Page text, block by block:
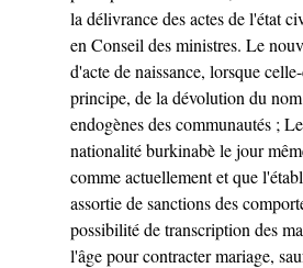
la délivrance des actes de l'état
en Conseil des ministres. Le
d'acte de naissance, lorsque
principe, de la dévolution du
endogènes des communautés ;
nationalité burkinabè le jour
comme actuellement et que
assortie de sanctions des
possibilité de transcription des
l'âge pour contracter mariage,